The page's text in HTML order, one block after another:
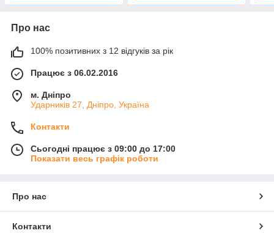
Про нас
100% позитивних з 12 відгуків за рік
Працює з 06.02.2016
м. Дніпро
Ударників 27, Дніпро, Україна
Контакти
Сьогодні працює з 09:00 до 17:00
Показати весь графік роботи
Про нас
Контакти